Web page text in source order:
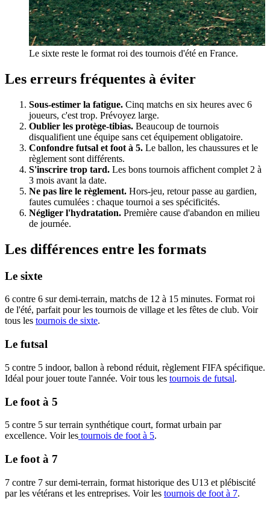
Le sixte reste le format roi des tournois d'été en France.
Les erreurs fréquentes à éviter
Sous-estimer la fatigue. Cinq matchs en six heures avec 6
joueurs, c'est trop. Prévoyez large.
Oublier les protège-tibias. Beaucoup de tournois
disqualifient une équipe sans cet équipement obligatoire.
Confondre futsal et foot à 5. Le ballon, les chaussures et le
règlement sont différents.
S'inscrire trop tard. Les bons tournois affichent complet 2 à
3 mois avant la date.
Ne pas lire le règlement. Hors-jeu, retour passe au gardien,
fautes cumulées : chaque tournoi a ses spécificités.
Négliger l'hydratation. Première cause d'abandon en milieu
de journée.
Les différences entre les formats
Le sixte
6 contre 6 sur demi-terrain, matchs de 12 à 15 minutes. Format roi
de l'été, parfait pour les tournois de village et les fêtes de club. Voir
tous les tournois de sixte.
Le futsal
5 contre 5 indoor, ballon à rebond réduit, règlement FIFA spécifique.
Idéal pour jouer toute l'année. Voir tous les tournois de futsal.
Le foot à 5
5 contre 5 sur terrain synthétique court, format urbain par
excellence. Voir les tournois de foot à 5.
Le foot à 7
7 contre 7 sur demi-terrain, format historique des U13 et plébiscité
par les vétérans et les entreprises. Voir les tournois de foot à 7.